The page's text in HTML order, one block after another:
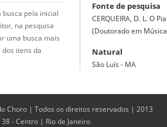
pela inicial
na pesquisa
uma busca mais
itens da
Fonte de pesquisa
CERQUEIRA, D. L. O
(Doutorado em
Natural
São Luís - MA
Choro | Todos os direitos reservados | 2013
38 - Centro | Rio de Janeiro